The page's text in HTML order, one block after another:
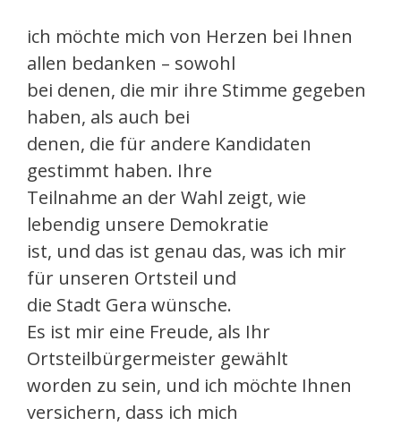
ich möchte mich von Herzen bei Ihnen
allen bedanken – sowohl
bei denen, die mir ihre Stimme gegeben
haben, als auch bei
denen, die für andere Kandidaten
gestimmt haben. Ihre
Teilnahme an der Wahl zeigt, wie
lebendig unsere Demokratie
ist, und das ist genau das, was ich mir
für unseren Ortsteil und
die Stadt Gera wünsche.
Es ist mir eine Freude, als Ihr
Ortsteilbürgermeister gewählt
worden zu sein, und ich möchte Ihnen
versichern, dass ich mich